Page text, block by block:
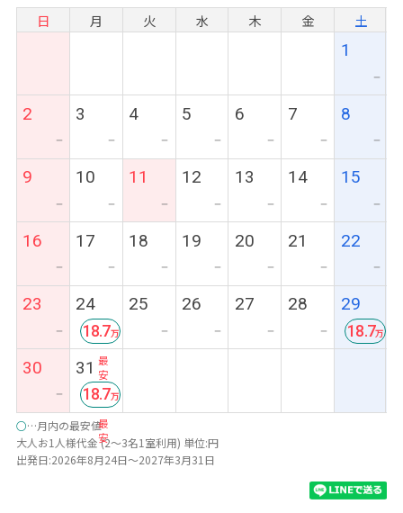
ービスで10位以内に入賞。
ホスピタリティあふれるサービスとおもてな
日 月 火 水 木 金 土
1
ー
2
ー
3
ー
4
ー
5
ー
6
ー
7
ー
8
ー
9
ー
10
ー
11
ー
12
ー
13
ー
14
ー
15
ー
16
ー
17
ー
18
ー
19
ー
20
ー
21
ー
22
ー
23
ー
24
最
安
18.7
25
ー
26
ー
27
ー
28
ー
29
18.7
30
ー
31
最
安
18.7
○…月内の最安値
大人お1人様代金 (2～3名1室利用) 単位:円
出発日:2026年8月24日～2027年3月31日